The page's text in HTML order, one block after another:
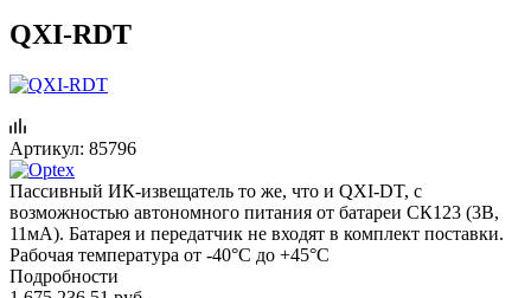
QXI-RDT
Артикул: 85796
Пассивный ИК-извещатель то же, что и QXI-DT, с
возможностью автономного питания от батареи СК123 (3В,
11мА). Батарея и передатчик не входят в комплект поставки.
Рабочая температура от -40°С до +45°С
Подробности